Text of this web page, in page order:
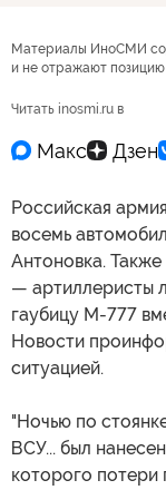
Материалы ИноСМИ
и не отражают
Читать inosmi.ru в
Российская
восемь
Антоновка.
— артиллеристы
гаубицу М-777
Новости
ситуацией.
"Ночью по
ВСУ... был
которого потери